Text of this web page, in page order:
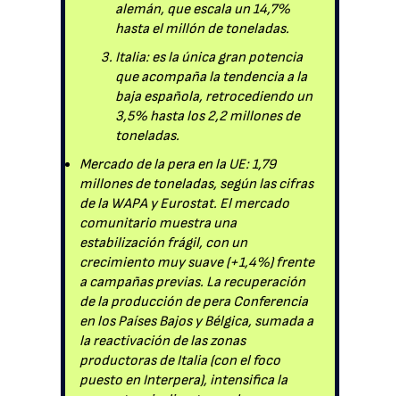
alemán, que escala un 14,7%
hasta el millón de toneladas.
Italia: es la única gran potencia
que acompaña la tendencia a la
baja española, retrocediendo un
3,5% hasta los 2,2 millones de
toneladas.
Mercado de la pera en la UE: 1,79
millones de toneladas, según las cifras
de la WAPA y Eurostat. El mercado
comunitario muestra una
estabilización frágil, con un
crecimiento muy suave (+1,4%) frente
a campañas previas. La recuperación
de la producción de pera Conferencia
en los Países Bajos y Bélgica, sumada a
la reactivación de las zonas
productoras de Italia (con el foco
puesto en Interpera), intensifica la